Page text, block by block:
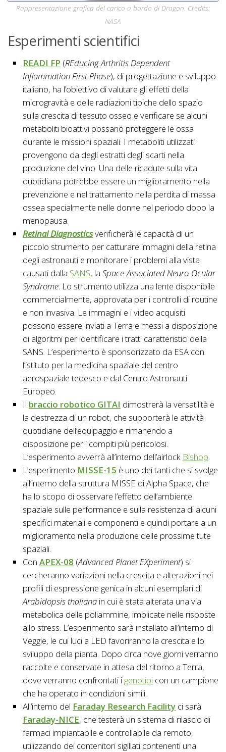
Rappresentazione grafica del carico a bordo di Dragon. Credits:
NASA
Esperimenti scientifici
READI FP (REducing Arthritis Dependent
Inflammation First Phase), di progettazione e sviluppo
italiano, ha l’obiettivo di valutare gli effetti della
microgravità e delle radiazioni tipiche dello spazio
sulla crescita di tessuto osseo e verificare se alcuni
metaboliti bioattivi possano proteggere le ossa
durante le missioni spaziali. I metaboliti utilizzati
provengono da degli estratti degli scarti nella
produzione del vino. Una delle ricadute sulla vita
quotidiana potrebbe essere un miglioramento nella
prevenzione e nel trattamento nella perdita di massa
ossea specialmente nelle donne nel periodo dopo la
menopausa.
Retinal Diagnosticsverificherà le capacità di un
piccolo strumento per catturare immagini della retina
degli astronauti e monitorare i problemi alla vista
causati dalla SANS, la Space-Associated Neuro-Ocular
Syndrome. Lo strumento utilizza una lente disponibile
commercialmente, approvata per i controlli di routine
e non invasiva. Le immagini e i video acquisiti
possono essere inviati a Terra e messi a disposizione
di algoritmi per identificare i tratti caratteristici della
SANS. L’esperimento è sponsorizzato da ESA con
l’istituto per la medicina spaziale del centro
aerospaziale tedesco e dal Centro Astronauti
Europeo.
Il braccio robotico GITAI dimostrerà la versatilità e
la destrezza di un robot, che supporterà le attività
quotidiane dell’equipaggio e rimanendo a
disposizione per i compiti più pericolosi.
L’esperimento avverrà all’interno dell’airlock Bishop.
L’esperimento MISSE-15 è uno dei tanti che si svolge
all’interno della struttura MISSE di Alpha Space, che
ha lo scopo di osservare l’effetto dell’ambiente
spaziale sulle performance e sulla resistenza di alcuni
specifici materiali e componenti e quindi portare a un
miglioramento nella produzione delle prossime tute
spaziali.
Con APEX-08 (Advanced Planet EXperiment) si
cercheranno variazioni nella crescita e alterazioni nei
profili di espressione genica in alcuni esemplari di
Arabidopsis thaliana in cui è stata alterata una via
metabolica delle poliammine, implicate nelle risposte
allo stress. L’esperimento sarà installato all’interno di
Veggie, le cui luci a LED favoriranno la crescita e lo
sviluppo della pianta. Dopo circa nove giorni verranno
raccolte e conservate in attesa del ritorno a Terra,
dove verranno confrontati i genotipi con un campione
che ha operato in condizioni simili.
All’interno del Faraday Research Facility ci sarà
Faraday-NICE, che testerà un sistema di rilascio di
farmaci impiantabile e controllabile da remoto,
utilizzando dei contenitori sigillati contenenti una